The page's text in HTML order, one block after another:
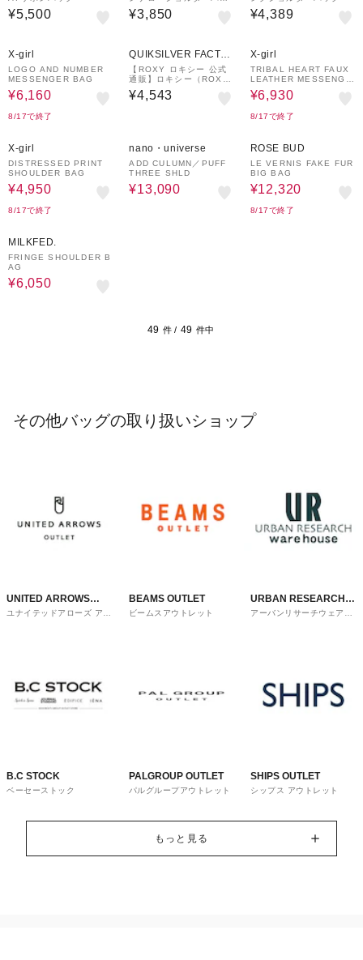
¥5,500
グ
¥3,850 ¥4,389
X-girl
LOGO AND NUMBER
MESSENGER BAG
¥6,160
8/17で終了
QUIKSILVER FACTO
RY OUTLET STORE
【ROXY ロキシー 公式
通販】ロキシー（ROX
Y）【OUTLET】Roxy C
HARMING TOTE ウィメ
¥4,543
X-girl
TRIBAL HEART FAUX
LEATHER MESSENGE
R BAG
¥6,930
8/17で終了
X-girl
DISTRESSED PRINT
SHOULDER BAG
¥4,950
8/17で終了
nano・universe
ADD CULUMN／PUFF
THREE SHLD
¥13,090
ROSE BUD
LE VERNIS FAKE FUR
BIG BAG
¥12,320
8/17で終了
MILKFED.
FRINGE SHOULDER B
AG
¥6,050
49 件 / 49 件中
その他バッグの取り扱いショップ
UNITED ARROWS
OUTLET
ユナイテッドアローズ アウ
BEAMS OUTLET
ビームスアウトレット
URBAN RESEARCH
ware house
アーバンリサーチウェアハ
B.C STOCK
ベーセーストック
PALGROUP OUTLET
パルグループアウトレット
SHIPS OUTLET
シップス アウトレット
もっと見る